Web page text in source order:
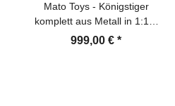
Mato Toys - Königstiger
komplett aus Metall in 1:16,
RTR-Version mit BB-Einheit
999,00 € *